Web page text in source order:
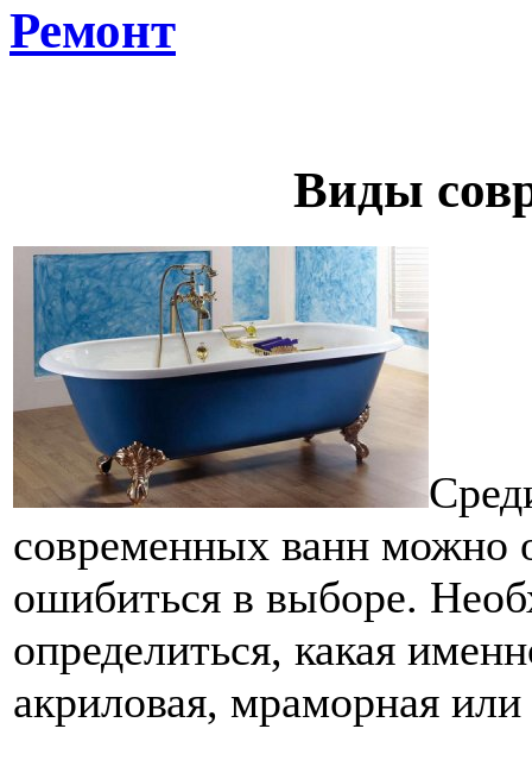
Ремонт
Виды
современных ванн можно
ошибиться в выборе.
определиться, какая
акриловая, мраморная или